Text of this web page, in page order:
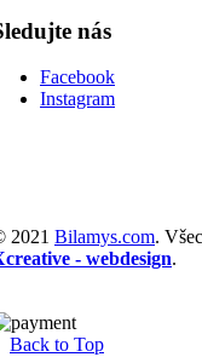
nás
Facebook
Instagram
2021 Bilamys.com.
- webdesign.
Back to Top